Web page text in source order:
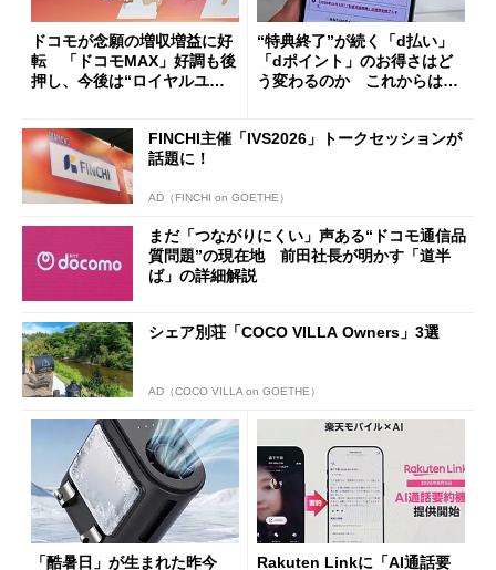
ドコモが念願の増収増益に好
転 「ドコモMAX」好調も後
押し、今後は“ロイヤルユー
“特典終了”が続く「d払い」
「dポイント」のお得さはど
う変わるのか これからは
FINCHI主催「IVS2026」トークセッションが
話題に！
AD（FINCHI on GOETHE）
まだ「つながりにくい」声ある“ドコモ通信品
質問題”の現在地 前田社長が明かす「道半
ば」の詳細解説
シェア別荘「COCO VILLA Owners」3選
AD（COCO VILLA on GOETHE）
「酷暑日」が生まれた昨今 Rakuten Linkに「AI通話要